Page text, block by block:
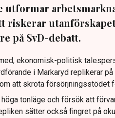
utformar
riskerar
på SvD-debatt.
ekonomisk-politisk
i Markaryd replikerar
att skrota försörjnings­stödet
höga tonläge och försök att
sätter också fingret på